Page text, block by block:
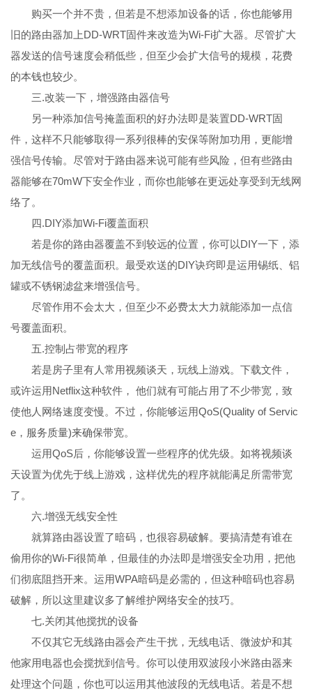
购买一个并不贵，但若是不想添加设备的话，你也能够用
旧的路由器加上DD-WRT固件来改造为Wi-Fi扩大器。尽管扩大
器发送的信号速度会稍低些，但至少会扩大信号的规模，花费
的本钱也较少。
三.改装一下，增强路由器信号
另一种添加信号掩盖面积的好办法即是装置DD-WRT固
件，这样不只能够取得一系列很棒的安保等附加功用，更能增
强信号传输。尽管对于路由器来说可能有些风险，但有些路由
器能够在70mW下安全作业，而你也能够在更远处享受到无线网
络了。
四.DIY添加Wi-Fi覆盖面积
若是你的路由器覆盖不到较远的位置，你可以DIY一下，添
加无线信号的覆盖面积。最受欢送的DIY诀窍即是运用锡纸、铝
罐或不锈钢滤盆来增强信号。
尽管作用不会太大，但至少不必费太大力就能添加一点信
号覆盖面积。
五.控制占带宽的程序
若是房子里有人常用视频谈天，玩线上游戏。下载文件，
或许运用Netflix这种软件， 他们就有可能占用了不少带宽，致
使他人网络速度变慢。不过，你能够运用QoS(Quality of Servic
e，服务质量)来确保带宽。
运用QoS后，你能够设置一些程序的优先级。如将视频谈
天设置为优先于线上游戏，这样优先的程序就能满足所需带宽
了。
六.增强无线安全性
就算路由器设置了暗码，也很容易破解。要搞清楚有谁在
偷用你的Wi-Fi很简单，但最佳的办法即是增强安全功用，把他
们彻底阻挡开来。运用WPA暗码是必需的，但这种暗码也容易
破解，所以这里建议多了解维护网络安全的技巧。
七.关闭其他搅扰的设备
不仅其它无线路由器会产生干扰，无线电话、微波炉和其
他家用电器也会搅扰到信号。你可以使用双波段小米路由器来
处理这个问题，你也可以运用其他波段的无线电话。若是不想